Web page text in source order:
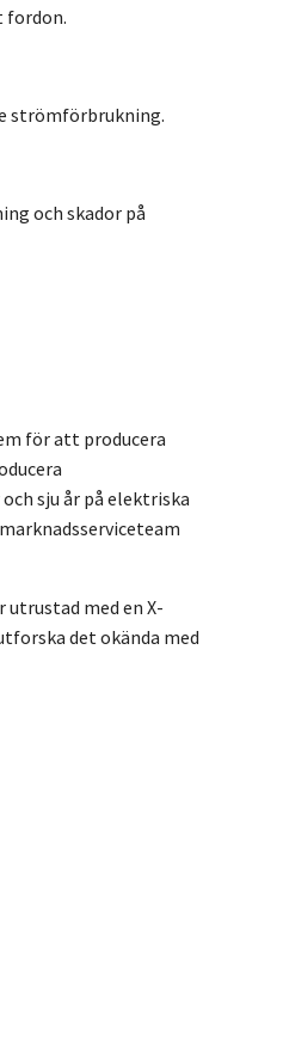
fordon.
strömförbrukning.
och skador på
för att producera
sju år på elektriska
med en X-
det okända med